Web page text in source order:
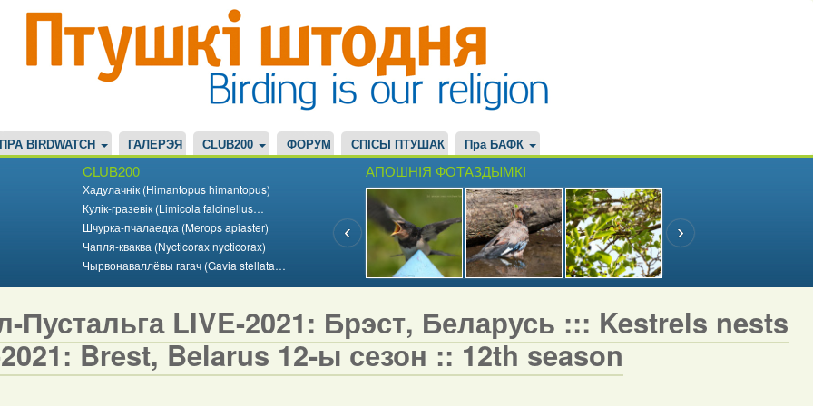
ПРА BIRDWATCH ГАЛЕРЭЯ CLUB200 ФОРУМ СПІСЫ ПТУШАК Пра БАФК
CLUB200
Хадулачнік (Himantopus himantopus)
Кулік-гразевік (Limicola falcinellus…
Шчурка-пчалаедка (Merops apiaster)
Чапля-кваква (Nycticorax nycticorax)
Чырвонаваллёвы гагач (Gavia stellata…
АПОШНІЯ ФОТАЗДЫМКІ
Пустальга LIVE-2021: Брэст, Беларусь ::: Kestrels nests
Brest, Belarus 12-ы сезон :: 12th season